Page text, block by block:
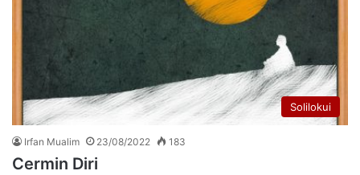
Solilokui
Irfan Mualim 23/08/2022 183
Cermin Diri